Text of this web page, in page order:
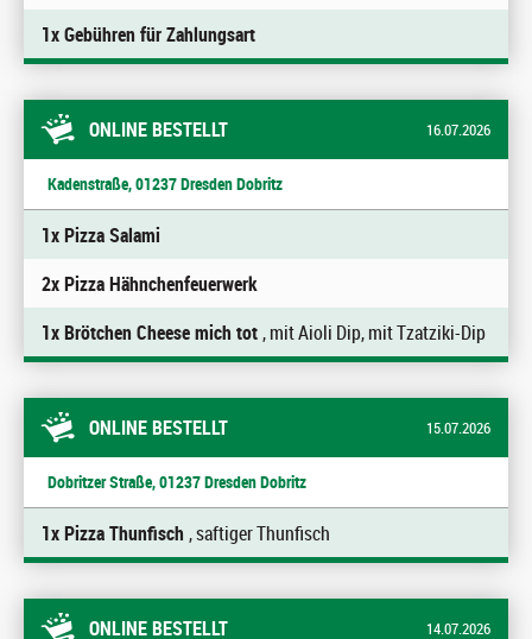
1x Gebühren für Zahlungsart
ONLINE BESTELLT 16.07.2026
Kadenstraße, 01237 Dresden Dobritz
1x Pizza Salami
2x Pizza Hähnchenfeuerwerk
1x Brötchen Cheese mich tot, mit Aioli Dip, mit Tzatziki-Dip
ONLINE BESTELLT 15.07.2026
Dobritzer Straße, 01237 Dresden Dobritz
1x Pizza Thunfisch , saftiger Thunfisch
ONLINE BESTELLT 14.07.2026